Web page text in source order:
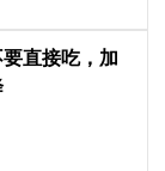
直接吃，加